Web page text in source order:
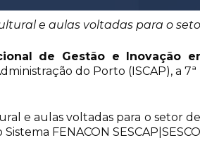
e aulas voltadas para o
de Gestão e Inovação
do Porto (ISCAP), a
e aulas voltadas para o setor
FENACON